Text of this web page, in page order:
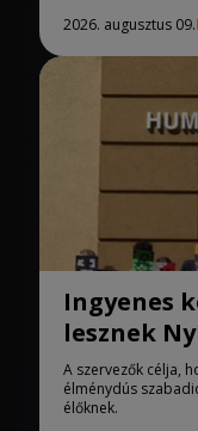
2026. augusztus 09.
Ingyenes
lesznek
A szervezők célja,
élménydús
élőknek.